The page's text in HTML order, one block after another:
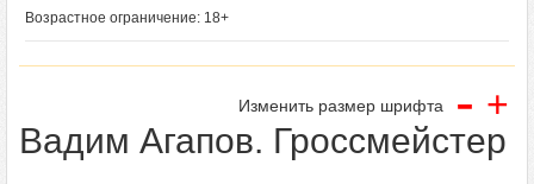
Возрастное ограничение: 18+
Изменить размер шрифта - +
Вадим Агапов. Гроссмейстер